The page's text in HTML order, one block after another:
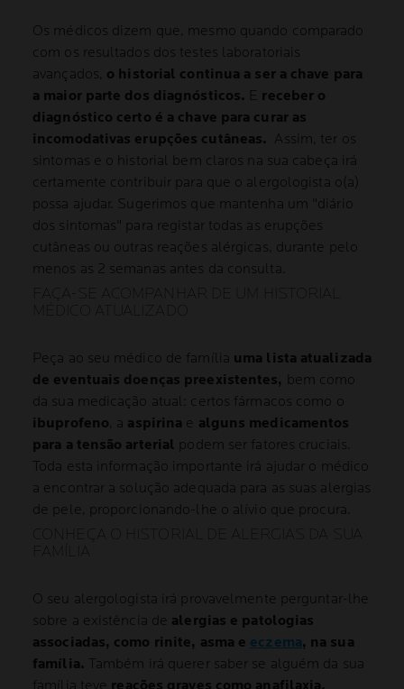
Os médicos dizem que, mesmo quando comparado
com os resultados dos testes laboratoriais
avançados, o historial continua a ser a chave para
a maior parte dos diagnósticos. E receber o
diagnóstico certo é a chave para curar as
incomodativas erupções cutâneas.
Assim, ter os
sintomas e o historial bem claros na sua cabeça irá
certamente contribuir para que o alergologista o(a)
possa ajudar. Sugerimos que mantenha um "diário
dos sintomas" para registar todas as erupções
cutâneas ou outras reações alérgicas, durante pelo
menos as 2 semanas antes da consulta.
Peça ao seu médico de família uma lista atualizada
de eventuais doenças preexistentes, bem como
da sua medicação atual: certos fármacos como o
ibuprofeno , a aspirina e alguns medicamentos
para a tensão arterial podem ser fatores cruciais.
Toda esta informação importante irá ajudar o médico
a encontrar a solução adequada para as suas alergias
de pele, proporcionando-lhe o alívio que procura.
O seu alergologista irá provavelmente perguntar-lhe
sobre a existência de alergias e patologias
associadas, como rinite, asma e eczema, na sua
família. Também irá querer saber se alguém da sua